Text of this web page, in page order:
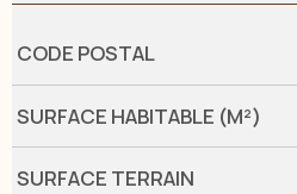
Caractérisque Valeurs
CODE POSTAL
SURFACE HABITABLE (M²)
SURFACE TERRAIN